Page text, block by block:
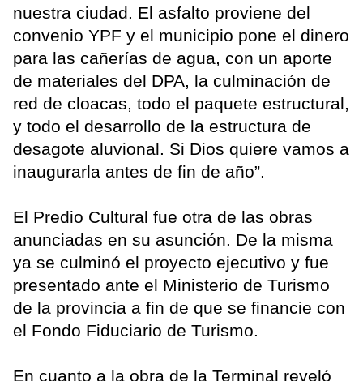
nuestra ciudad. El asfalto proviene del
convenio YPF y el municipio pone el dinero
para las cañerías de agua, con un aporte
de materiales del DPA, la culminación de
red de cloacas, todo el paquete estructural,
y todo el desarrollo de la estructura de
desagote aluvional. Si Dios quiere vamos a
inaugurarla antes de fin de año”.
El Predio Cultural fue otra de las obras
anunciadas en su asunción. De la misma
ya se culminó el proyecto ejecutivo y fue
presentado ante el Ministerio de Turismo
de la provincia a fin de que se financie con
el Fondo Fiduciario de Turismo.
En cuanto a la obra de la Terminal reveló